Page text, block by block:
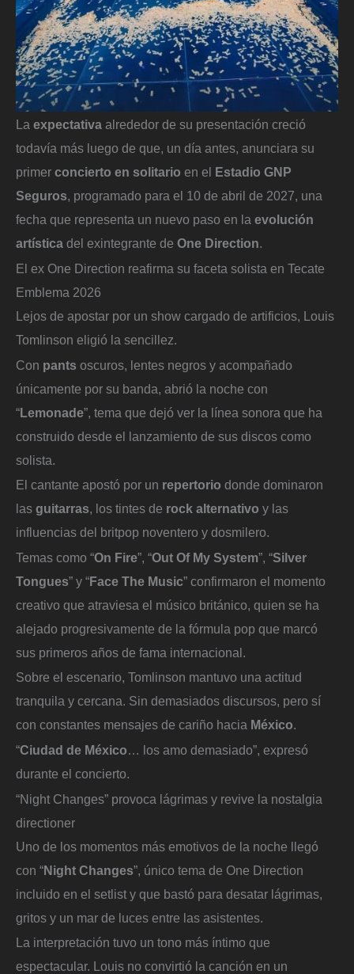
La expectativa alrededor de su presentación creció
todavía más luego de que, un día antes, anunciara su
primer concierto en solitario en el Estadio GNP
Seguros, programado para el 10 de abril de 2027, una
fecha que representa un nuevo paso en la evolución
artística del exintegrante de One Direction.
El ex One Direction reafirma su faceta solista en Tecate
Emblema 2026
Lejos de apostar por un show cargado de artificios, Louis
Tomlinson eligió la sencillez.
Con pants oscuros, lentes negros y acompañado
únicamente por su banda, abrió la noche con
“Lemonade”, tema que dejó ver la línea sonora que ha
construido desde el lanzamiento de sus discos como
solista.
El cantante apostó por un repertorio donde dominaron
las guitarras, los tintes de rock alternativo y las
influencias del britpop noventero y dosmilero.
Temas como “On Fire”, “Out Of My System”, “Silver
Tongues” y “Face The Music” confirmaron el momento
creativo que atraviesa el músico británico, quien se ha
alejado progresivamente de la fórmula pop que marcó
sus primeros años de fama internacional.
Sobre el escenario, Tomlinson mantuvo una actitud
tranquila y cercana. Sin demasiados discursos, pero sí
con constantes mensajes de cariño hacia México.
“Ciudad de México… los amo demasiado”, expresó
durante el concierto.
“Night Changes” provoca lágrimas y revive la nostalgia
directioner
Uno de los momentos más emotivos de la noche llegó
con “Night Changes”, único tema de One Direction
incluido en el setlist y que bastó para desatar lágrimas,
gritos y un mar de luces entre las asistentes.
La interpretación tuvo un tono más íntimo que
espectacular. Louis no convirtió la canción en un